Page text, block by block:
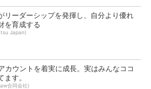
リーダーシップを発揮し、自分より優れ
を育成する
Japan)
カウントを着実に成長。実はみんなココ
ます。
合同会社)